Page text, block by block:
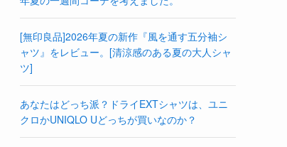
[無印良品]2026年夏の新作『風を通す五分袖シ
ャツ』をレビュー。[清涼感のある夏の大人シャ
ツ]
あなたはどっち派？ドライEXTシャツは、ユニ
クロかUNIQLO Uどっちが買いなのか？